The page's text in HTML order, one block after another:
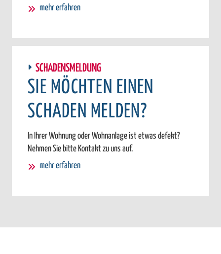
mehr erfahren
SCHADENSMELDUNG
SIE MÖCHTEN EINEN
SCHADEN MELDEN?
In Ihrer Wohnung oder Wohnanlage ist etwas defekt?
Nehmen Sie bitte Kontakt zu uns auf.
mehr erfahren